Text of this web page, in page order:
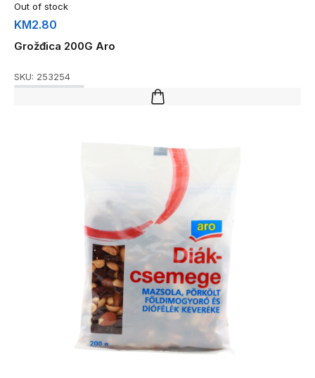
Out of stock
KM2.80
Grožđica 200G Aro
SKU: 253254